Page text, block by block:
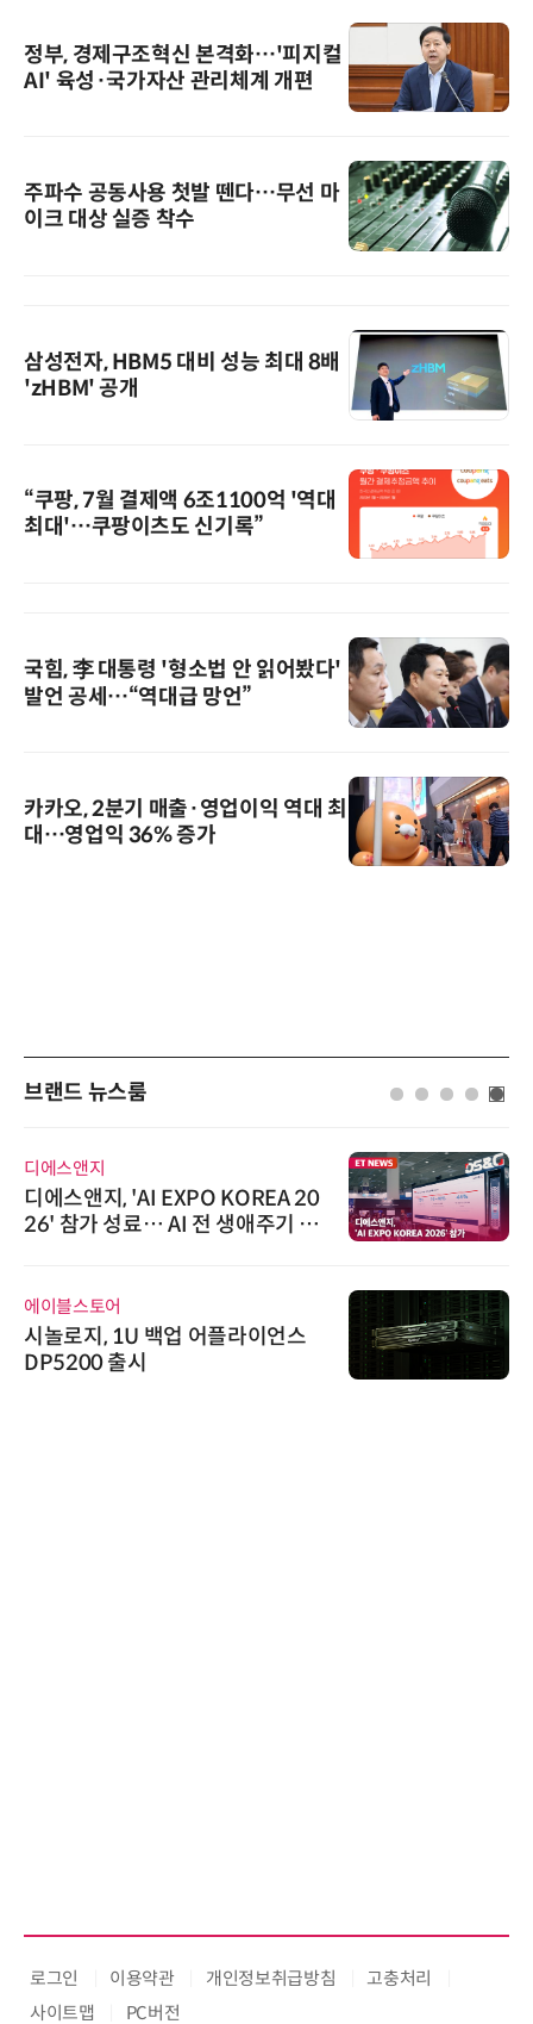
정부, 경제구조혁신 본격화…'피지컬
AI' 육성·국가자산 관리체계 개편
주파수 공동사용 첫발 뗀다…무선 마
이크 대상 실증 착수
삼성전자, HBM5 대비 성능 최대 8배
'zHBM' 공개
“쿠팡, 7월 결제액 6조1100억 '역대
최대'…쿠팡이츠도 신기록”
국힘, 李 대통령 '형소법 안 읽어봤다'
발언 공세…“역대급 망언”
카카오, 2분기 매출·영업이익 역대 최
대…영업익 36% 증가
브랜드 뉴스룸
슈퍼솔루션
슈퍼솔루션, 2026 Next-Gen AI C
ooling Summit 성황리 성료
씨앤에프시스템
씨앤에프시스템, 국민연금 치매재
산관리서비스에 ALL# ERP 공급
로그인 이용약관 개인정보취급방침
고충처리
사이트맵
PC버전